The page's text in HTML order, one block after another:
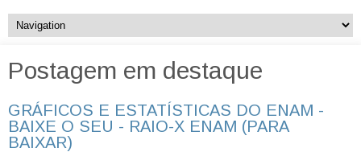
Postagem em destaque
GRÁFICOS E ESTATÍSTICAS DO ENAM -
BAIXE O SEU - RAIO-X ENAM (PARA
BAIXAR)